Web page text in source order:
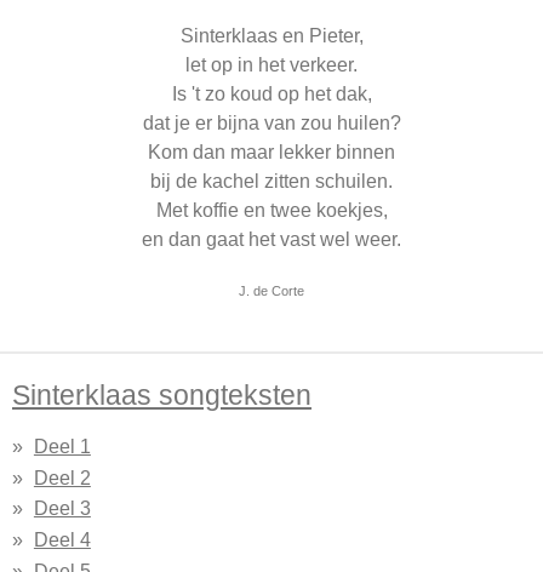
Sinterklaas en Pieter,
let op in het verkeer.
Is 't zo koud op het dak,
dat je er bijna van zou huilen?
Kom dan maar lekker binnen
bij de kachel zitten schuilen.
Met koffie en twee koekjes,
en dan gaat het vast wel weer.
J. de Corte
Sinterklaas songteksten
Deel 1
Deel 2
Deel 3
Deel 4